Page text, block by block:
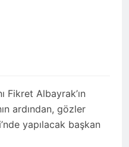
Fikret Albayrak’ın
ardından, gözler
yapılacak başkan